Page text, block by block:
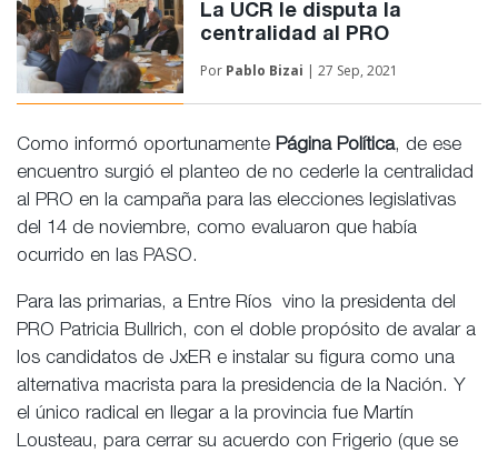
La UCR le disputa la
centralidad al PRO
Por Pablo Bizai | 27 Sep, 2021
Como informó oportunamente Página Política, de ese
encuentro surgió el planteo de no cederle la centralidad
al PRO en la campaña para las elecciones legislativas
del 14 de noviembre, como evaluaron que había
ocurrido en las PASO.
Para las primarias, a Entre Ríos vino la presidenta del
PRO Patricia Bullrich, con el doble propósito de avalar a
los candidatos de JxER e instalar su figura como una
alternativa macrista para la presidencia de la Nación. Y
el único radical en llegar a la provincia fue Martín
Lousteau, para cerrar su acuerdo con Frigerio (que se